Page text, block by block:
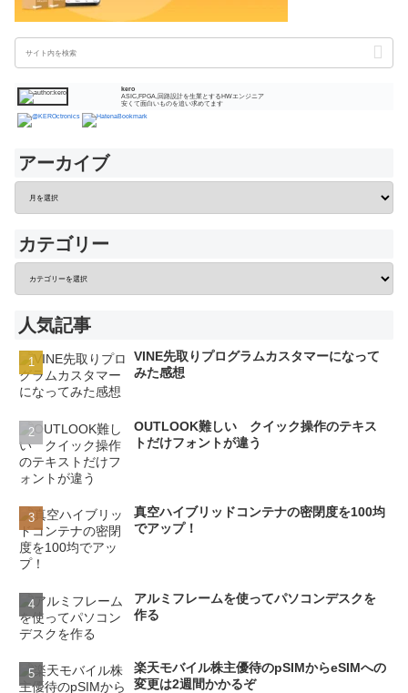
kero
ASIC,FPGA,回路設計を生業とするHWエンジニア
安くて面白いものを追い求めてます
アーカイブ
カテゴリー
人気記事
VINE先取りプログラムカスタマーになって
みた感想
OUTLOOK難しい クイック操作のテキス
トだけフォントが違う
真空ハイブリッドコンテナの密閉度を100均
でアップ！
アルミフレームを使ってパソコンデスクを
作る
楽天モバイル株主優待のpSIMからeSIMへの
変更は2週間かかるぞ